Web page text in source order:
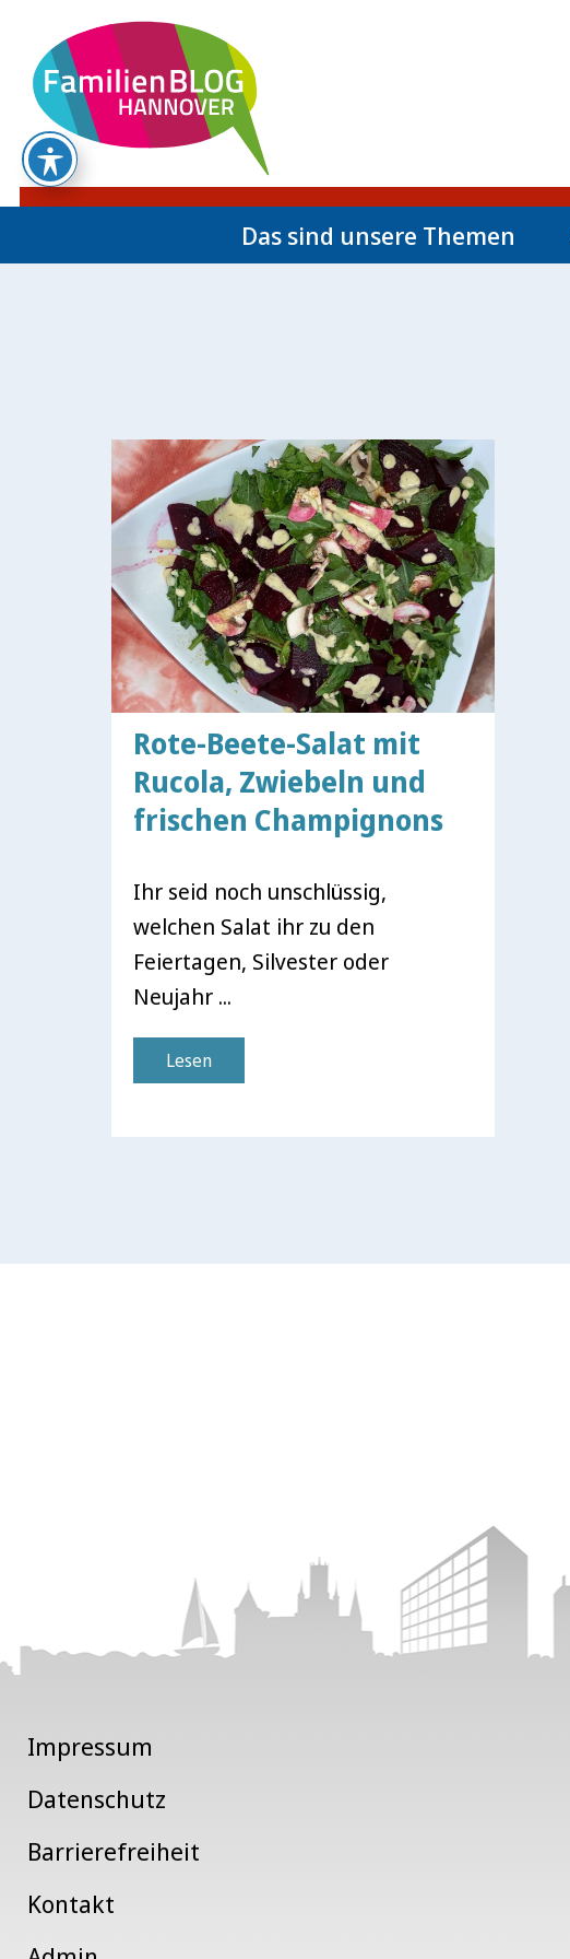
Das sind unsere Themen
Rote-Beete-Salat mit
Rucola, Zwiebeln und
frischen Champignons
Ihr seid noch unschlüssig,
welchen Salat ihr zu den
Feiertagen, Silvester oder
Neujahr ...
Lesen
Impressum
Datenschutz
Barrierefreiheit
Kontakt